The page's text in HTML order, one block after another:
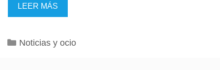
LEER MÁS
Categorías
Noticias y ocio